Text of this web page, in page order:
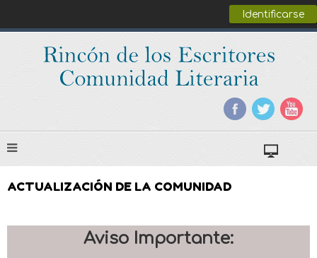
Identificarse
ACTUALIZACIÓN DE LA COMUNIDAD
Aviso Importante: